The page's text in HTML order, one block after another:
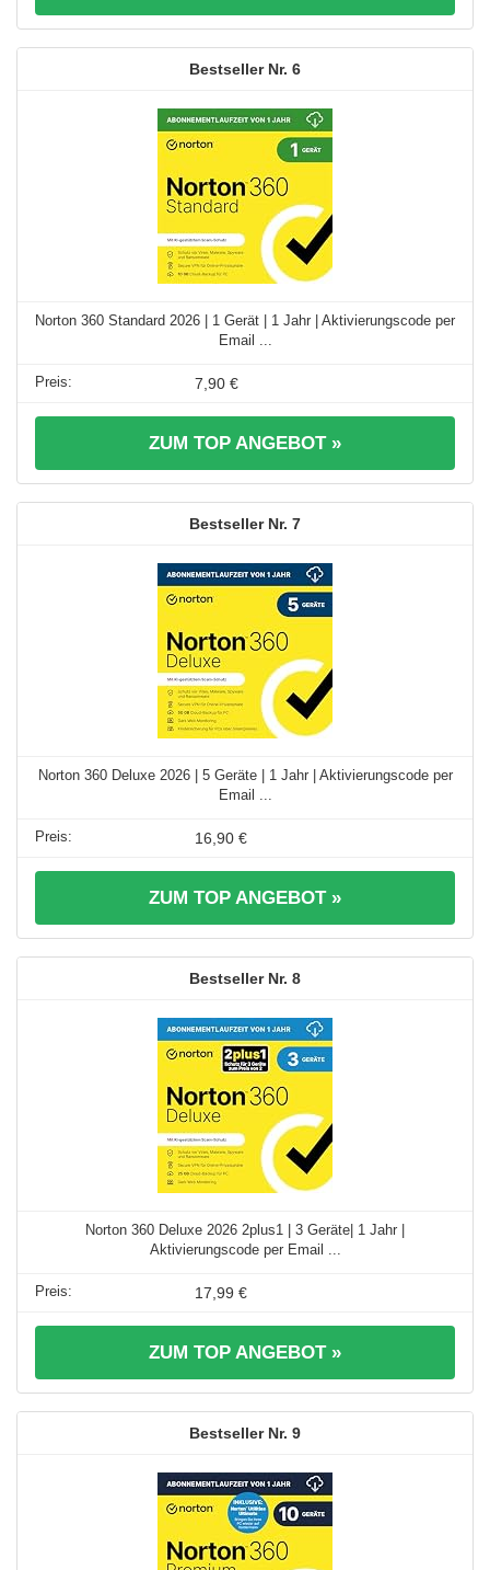
6
Norton 360 Standard 2026 | 1 Gerät | 1 Jahr | Aktivierungscode per
Email ...
7,90 €
ZUM TOP ANGEBOT »
7
Norton 360 Deluxe 2026 | 5 Geräte | 1 Jahr | Aktivierungscode per
Email ...
16,90 €
ZUM TOP ANGEBOT »
8
Norton 360 Deluxe 2026 2plus1 | 3 Geräte| 1 Jahr |
Aktivierungscode per Email ...
17,99 €
ZUM TOP ANGEBOT »
9